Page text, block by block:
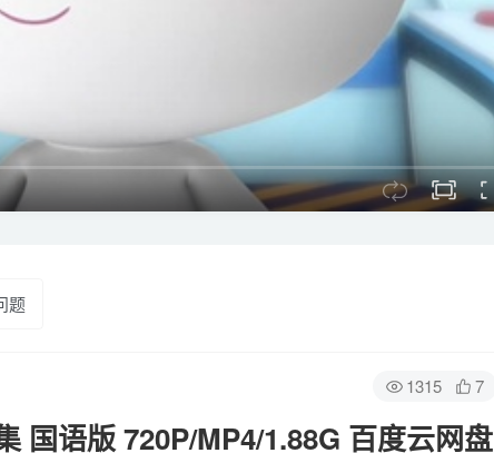
题
1315 7
国语版 720P/MP4/1.88G 百度云网盘